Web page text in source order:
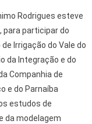
Rodrigues esteve
para participar do
Irrigação do Vale do
da Integração e do
Companhia de
e do Parnaíba
estudos de
da modelagem